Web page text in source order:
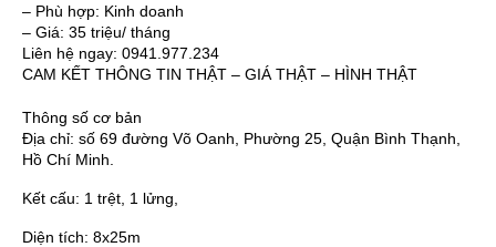
– Phù hợp: Kinh doanh
– Giá: 35 triệu/ tháng
Liên hệ ngay: 0941.977.234
CAM KẾT THÔNG TIN THẬT – GIÁ THẬT – HÌNH THẬT
Thông số cơ bản
Địa chỉ: số 69 đường Võ Oanh, Phường 25, Quận Bình Thạnh,
Hồ Chí Minh.
Kết cấu: 1 trệt, 1 lửng,
Diện tích: 8x25m